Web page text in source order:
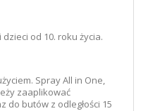
od 10. roku życia.
Spray All in One,
zaaplikować
do butów z odległości 15